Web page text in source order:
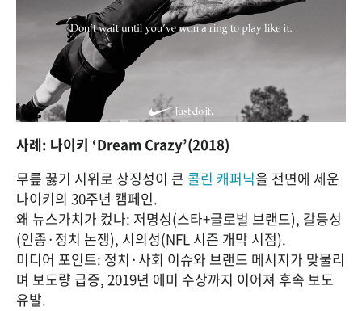
사례: 나이키 ‘Dream Crazy’(2018)
무릎 꿇기 시위로 상징성이 큰 콜린 캐퍼닉을 전면에 세운
나이키의 30주년 캠페인.
왜 뉴스가치가 컸나: 저명성(스타+글로벌 브랜드), 갈등성
(인종·정치 논쟁), 시의성(NFL 시즌 개막 시점).
미디어 포인트: 정치·사회 이슈와 브랜드 메시지가 맞물리
며 보도량 급증, 2019년 에미 수상까지 이어져 후속 보도
유발.